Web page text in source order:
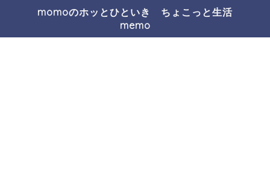
momoのホッとひといき ちょこっと生活
memo